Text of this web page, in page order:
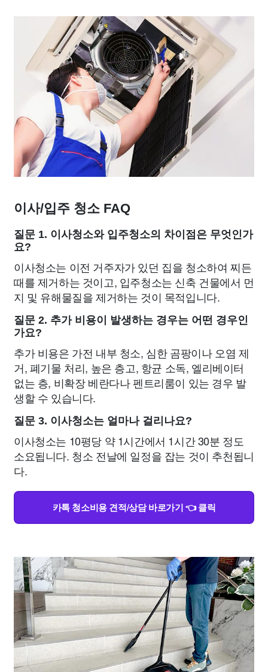
이사/입주 청소 FAQ
질문 1. 이사청소와 입주청소의 차이점은 무엇인가
요?
이사청소는 이전 거주자가 있던 집을 청소하여 찌든
때를 제거하는 것이고, 입주청소는 신축 건물에서 먼
지 및 유해물질을 제거하는 것이 목적입니다.
질문 2. 추가 비용이 발생하는 경우는 어떤 경우인
가요?
추가 비용은 가전 내부 청소, 심한 곰팡이나 오염 제
거, 폐기물 처리, 높은 층고, 항균 소독, 엘리베이터
없는 층, 비확장 베란다나 펜트리룸이 있는 경우 발
생할 수 있습니다.
질문 3. 이사청소는 얼마나 걸리나요?
이사청소는 10평당 약 1시간에서 1시간 30분 정도
소요됩니다. 청소 전날에 일정을 잡는 것이 추천됩니
다.
카톡 청소비용 견적/상담 바로가기 👈 클릭